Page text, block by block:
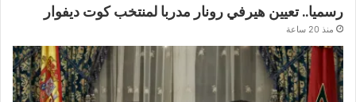
رسميا.. تعيين هيرفي رونار مدربا لمنتخب كوت ديفوار
منذ 20 ساعة